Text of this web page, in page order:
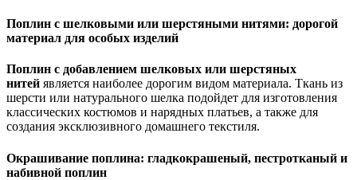
Поплин с шелковыми или шерстяными нитями: дорогой
материал для особых изделий
Поплин с добавлением шелковых или шерстяных
нитей является наиболее дорогим видом материала. Ткань из
шерсти или натурального шелка подойдет для изготовления
классических костюмов и нарядных платьев, а также для
создания эксклюзивного домашнего текстиля.
Окрашивание поплина: гладкокрашеный, пестротканый и
набивной поплин